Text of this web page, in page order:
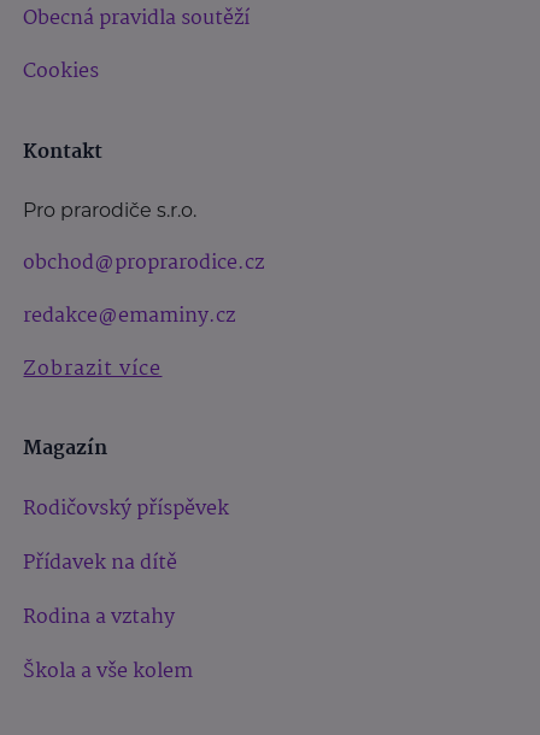
Obecná pravidla soutěží
Cookies
Kontakt
Pro prarodiče s.r.o.
obchod@proprarodice.cz
redakce@emaminy.cz
Zobrazit více
Magazín
Rodičovský příspěvek
Přídavek na dítě
Rodina a vztahy
Škola a vše kolem